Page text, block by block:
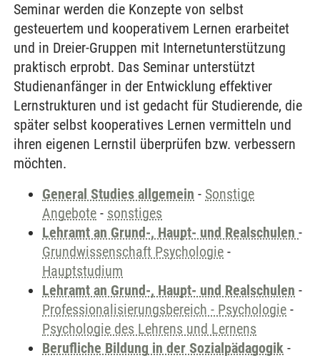
Seminar werden die Konzepte von selbst
gesteuertem und kooperativem Lernen erarbeitet
und in Dreier-Gruppen mit Internetunterstützung
praktisch erprobt. Das Seminar unterstützt
Studienanfänger in der Entwicklung effektiver
Lernstrukturen und ist gedacht für Studierende, die
später selbst kooperatives Lernen vermitteln und
ihren eigenen Lernstil überprüfen bzw. verbessern
möchten.
General Studies allgemein - Sonstige
Angebote - sonstiges
Lehramt an Grund-, Haupt- und Realschulen -
Grundwissenschaft Psychologie -
Hauptstudium
Lehramt an Grund-, Haupt- und Realschulen -
Professionalisierungsbereich - Psychologie -
Psychologie des Lehrens und Lernens
Berufliche Bildung in der Sozialpädagogik -